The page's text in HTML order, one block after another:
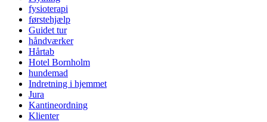
fysioterapi
førstehjælp
Guidet tur
håndværker
Hårtab
Hotel Bornholm
hundemad
Indretning i hjemmet
Jura
Kantineordning
Klienter